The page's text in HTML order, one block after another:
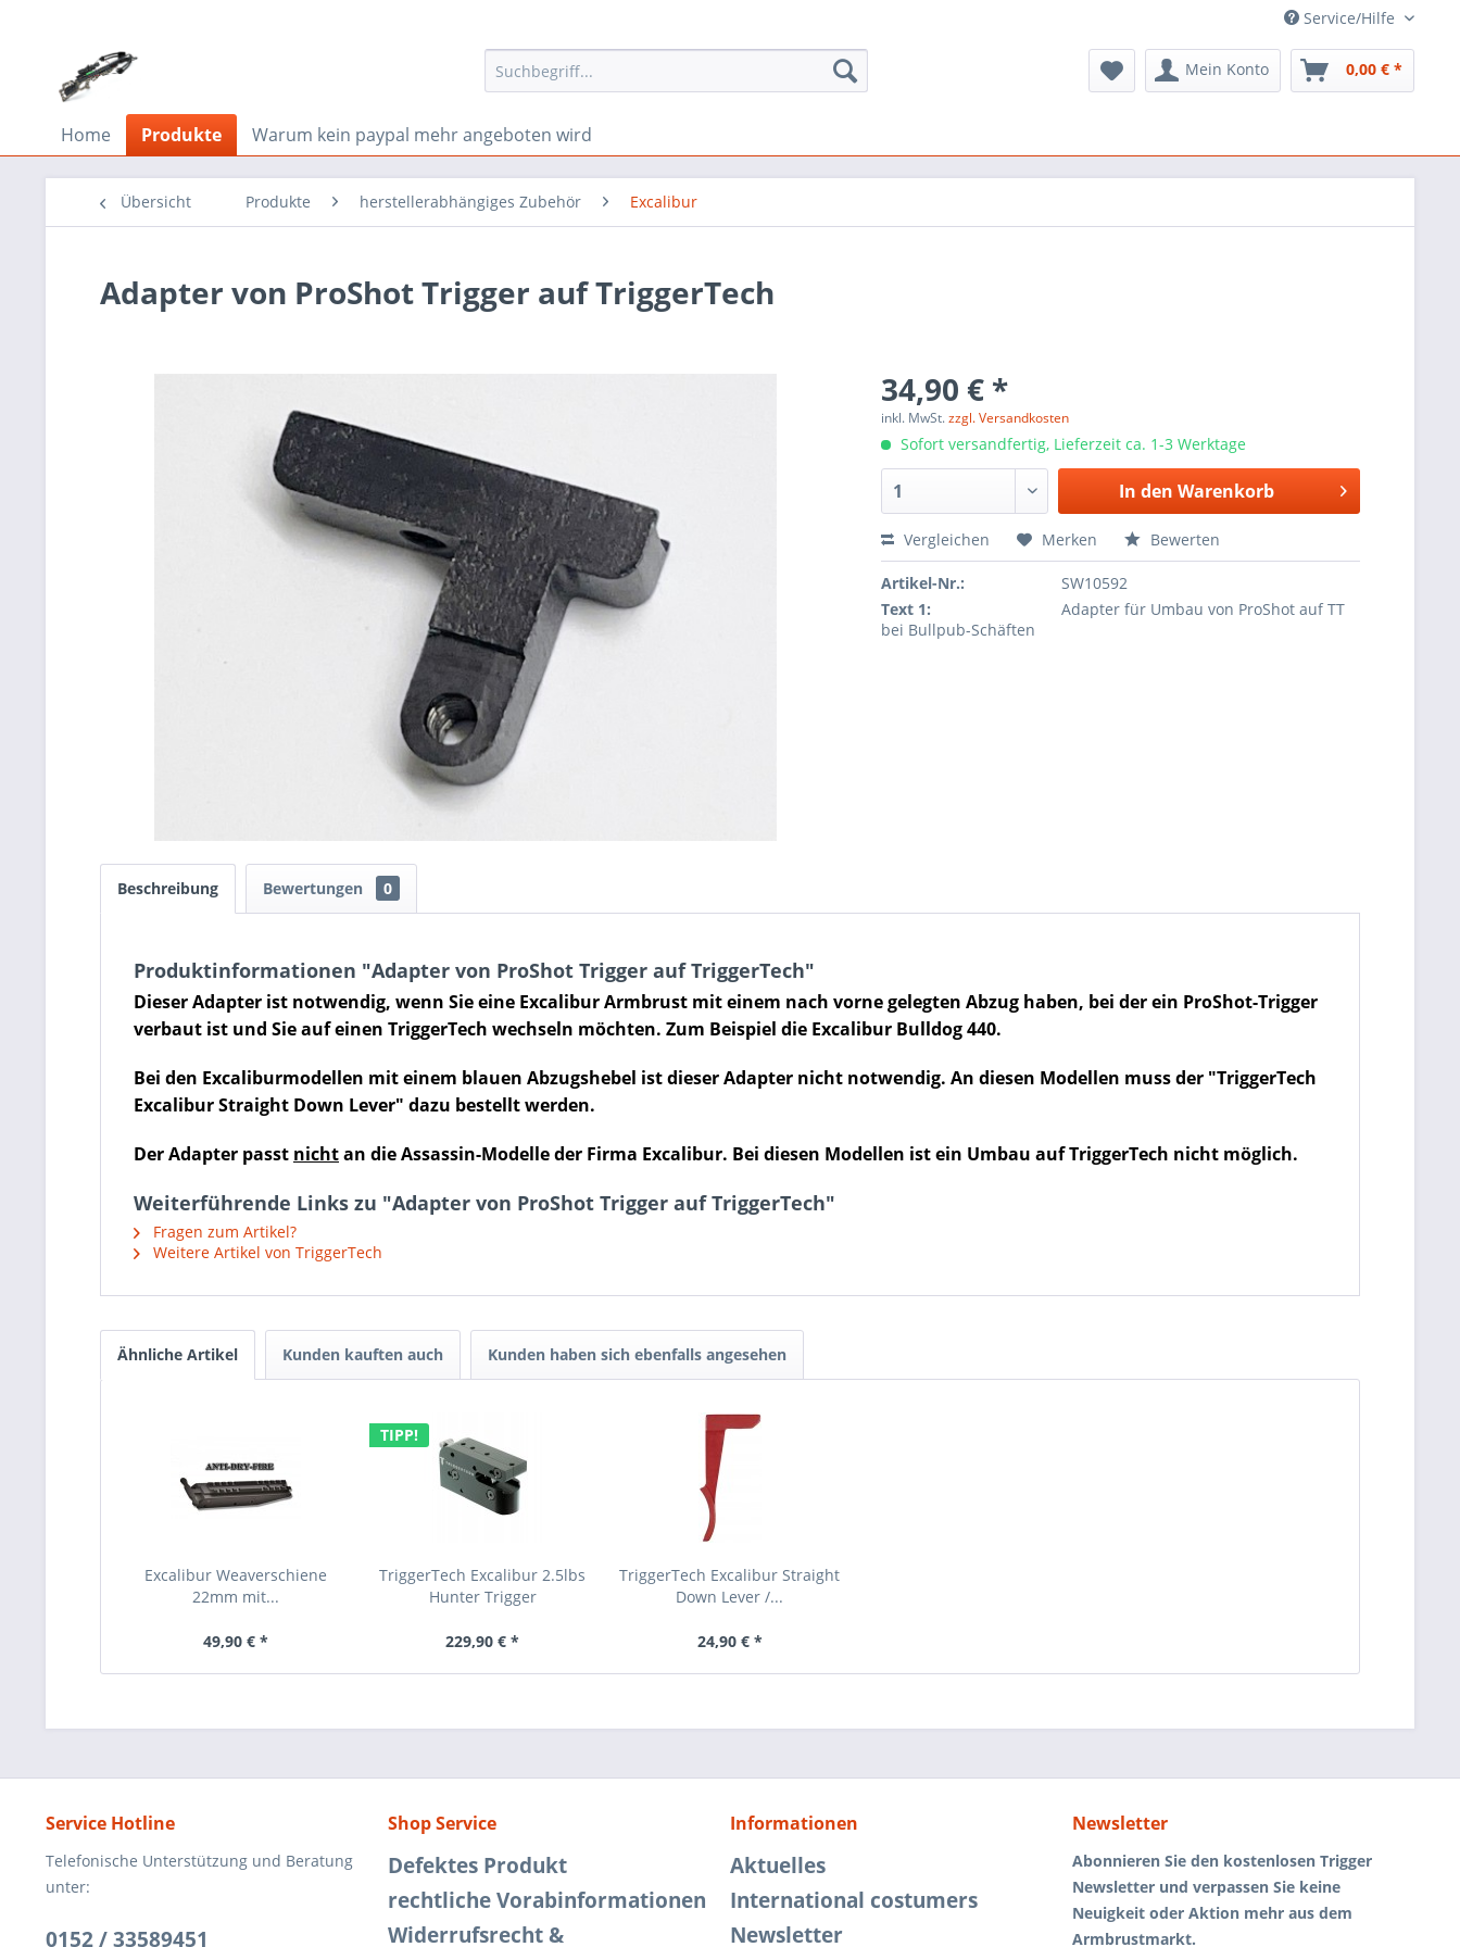
Service/Hilfe
Mein Konto 0,00 € *
Home Produkte Warum kein paypal mehr angeboten wird
Übersicht Produkte herstellerabhängiges Zubehör Excalibur
Adapter von ProShot Trigger auf TriggerTech
34,90 € *
inkl. MwSt.zzgl. Versandkosten
Sofort versandfertig, Lieferzeit ca. 1-3 Werktage
In den Warenkorb
Vergleichen Merken Bewerten
Artikel-Nr.:
SW10592
Text 1:
Adapter für Umbau von ProShot auf TT
bei Bullpub-Schäften
Beschreibung Bewertungen 0
Produktinformationen "Adapter von ProShot Trigger auf TriggerTech"
Dieser Adapter ist notwendig, wenn Sie eine Excalibur Armbrust mit einem nach vorne gelegten Abzug haben, bei der ein ProShot-Trigger
verbaut ist und Sie auf einen TriggerTech wechseln möchten. Zum Beispiel die Excalibur Bulldog 440.
Bei den Excaliburmodellen mit einem blauen Abzugshebel ist dieser Adapter nicht notwendig. An diesen Modellen muss der "TriggerTech
Excalibur Straight Down Lever" dazu bestellt werden.
Der Adapter passt nichtan die Assassin-Modelle der Firma Excalibur. Bei diesen Modellen ist ein Umbau auf TriggerTech nicht möglich.
Weiterführende Links zu "Adapter von ProShot Trigger auf TriggerTech"
Fragen zum Artikel?
Weitere Artikel von TriggerTech
Ähnliche Artikel Kunden kauften auch Kunden haben sich ebenfalls angesehen
Excalibur Weaverschiene
22mm mit...
49,90 € *
TIPP!
TriggerTech Excalibur 2.5lbs
Hunter Trigger
229,90 € *
TriggerTech Excalibur Straight
Down Lever /...
24,90 € *
Service Hotline
Telefonische Unterstützung und Beratung
unter:
0152 / 33589451
Shop Service
Defektes Produkt
rechtliche Vorabinformationen
Widerrufsrecht &
Informationen
Aktuelles
International costumers
Newsletter
Newsletter
Abonnieren Sie den kostenlosen Trigger
Newsletter und verpassen Sie keine
Neuigkeit oder Aktion mehr aus dem
Armbrustmarkt.